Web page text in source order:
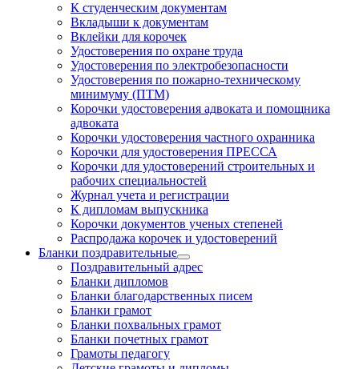
К студенческим документам
Вкладыши к документам
Вклейки для корочек
Удостоверения по охране труда
Удостоверения по электробезопасности
Удостоверения по пожарно-техническому
минимуму (ПТМ)
Корочки удостоверения адвоката и помощника
адвоката
Корочки удостоверения частного охранника
Корочки для удостоверения ПРЕССА
Корочки для удостоверений строительных и
рабочих специальностей
Журнал учета и регистрации
К дипломам выпускника
Корочки документов ученых степеней
Распродажа корочек и удостоверений
Бланки поздравительные
Поздравительный адрес
Бланки дипломов
Бланки благодарственных писем
Бланки грамот
Бланки похвальных грамот
Бланки почетных грамот
Грамоты педагогу